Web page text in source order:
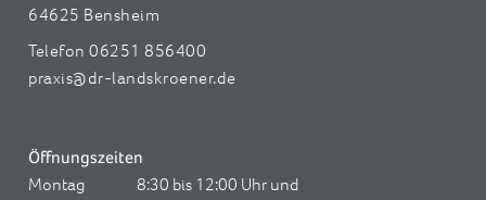
64625 Bensheim
Telefon 06251 856400
praxis@dr-landskroener.de
Öffnungszeiten
Montag
8:30 bis 12:00 Uhr und